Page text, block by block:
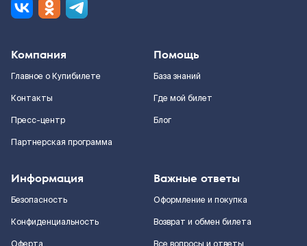
Компания
Главное о Купибилете
Контакты
Пресс-центр
Партнерская программа
Помощь
База знаний
Где мой билет
Блог
Информация
Безопасность
Конфиденциальность
Важные ответы
Оформление и покупка
Возврат и обмен билета